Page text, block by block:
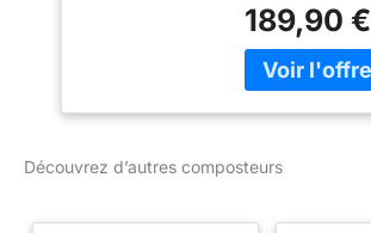
légère et stable
189,90 €
Découvrez d’autres composteurs